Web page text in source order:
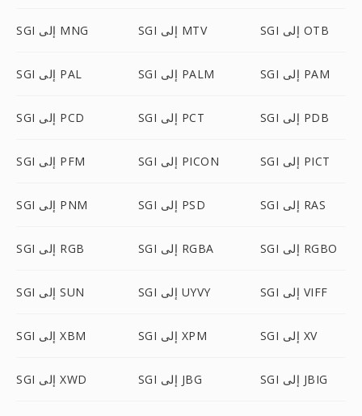
SGI إلى MNG SGI إلى MTV SGI إلى OTB
SGI إلى PAL SGI إلى PALM SGI إلى PAM
SGI إلى PCD SGI إلى PCT SGI إلى PDB
SGI إلى PFM SGI إلى PICON SGI إلى PICT
SGI إلى PNM SGI إلى PSD SGI إلى RAS
SGI إلى RGB SGI إلى RGBA SGI إلى RGBO
SGI إلى SUN SGI إلى UYVY SGI إلى VIFF
SGI إلى XBM SGI إلى XPM SGI إلى XV
SGI إلى XWD SGI إلى JBG SGI إلى JBIG